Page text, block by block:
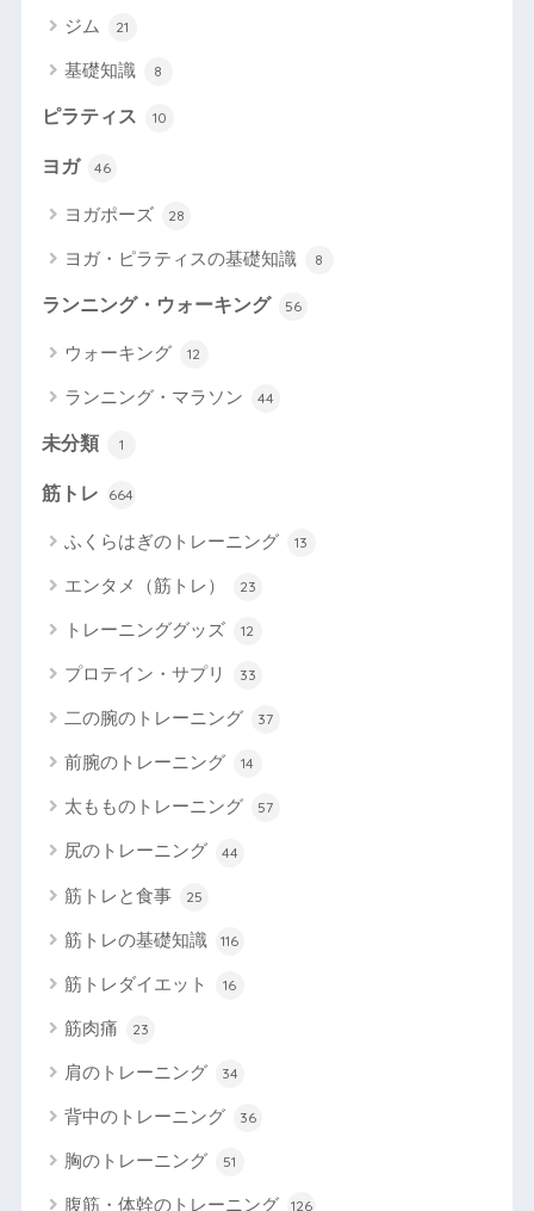
ジム 21
基礎知識 8
ピラティス 10
ヨガ 46
ヨガポーズ 28
ヨガ・ピラティスの基礎知識 8
ランニング・ウォーキング 56
ウォーキング 12
ランニング・マラソン 44
未分類 1
筋トレ 664
ふくらはぎのトレーニング 13
エンタメ（筋トレ） 23
トレーニンググッズ 12
プロテイン・サプリ 33
二の腕のトレーニング 37
前腕のトレーニング 14
太もものトレーニング 57
尻のトレーニング 44
筋トレと食事 25
筋トレの基礎知識 116
筋トレダイエット 16
筋肉痛 23
肩のトレーニング 34
背中のトレーニング 36
胸のトレーニング 51
腹筋・体幹のトレーニング 126